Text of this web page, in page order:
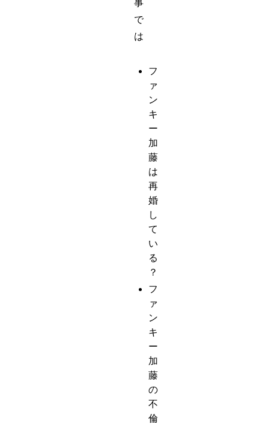
事
で
は
フ
ァ
ン
キ
ー
加
藤
は
再
婚
し
て
い
る
？
フ
ァ
ン
キ
ー
加
藤
の
不
倫